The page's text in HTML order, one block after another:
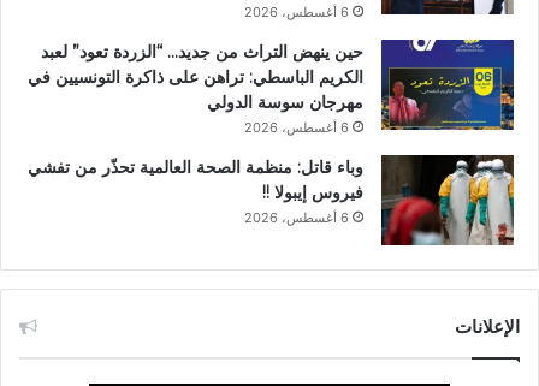
6 أغسطس، 2026
حين ينهض التراث من جديد… “الزردة تعود” لعبد
الكريم الباسطي: تراهن على ذاكرة التونسيين في
مهرجان سوسة الدولي
6 أغسطس، 2026
وباء قاتل: منظمة الصحة العالمية تحذّر من تفشي
فيروس إيبولا !!
6 أغسطس، 2026
الإعلانات